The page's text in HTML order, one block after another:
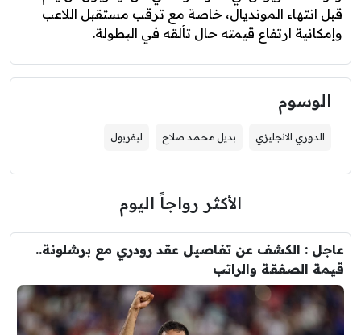
قبل انتهاء المونديال، خاصة مع ترقب مستقبل اللاعب
وإمكانية ارتفاع قيمته حال تألقه في البطولة.
الوسوم
الدوري الانجليزي بديل محمد صلاح ليفربول
الأكثر رواجاً اليوم
عاجل : الكشف عن تفاصيل عقد رودري مع برشلونة..
قيمة الصفقة والراتب